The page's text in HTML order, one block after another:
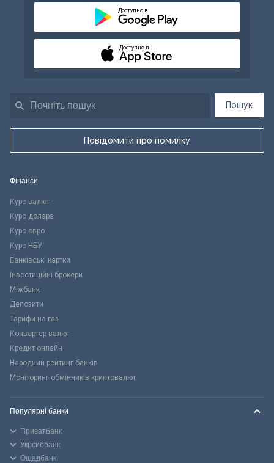
Пошук
Повідомити про помилку
Доступно в
Доступно в
Фінанси
Курс валют
Курс долара
Курс євро
Курс НБУ
Банківські картки
Інвестиційні брокери
Міжбанк
Депозити
Тарифи на газ
Конвертер валют
Кредит онлайн
Народний рейтинг банків
Моніторинг обмінників криптовалют
Популярні банки
Приватбанк
Укрсиббанк
Ощадбанк